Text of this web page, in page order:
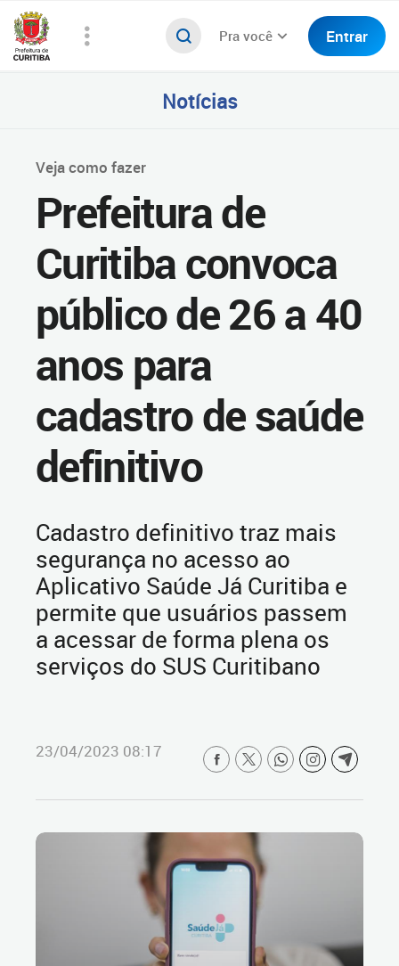
Pra você Entrar
Notícias
Veja como fazer
Prefeitura de
Curitiba convoca
público de 26 a 40
anos para
cadastro de saúde
definitivo
Cadastro definitivo traz mais
segurança no acesso ao
Aplicativo Saúde Já Curitiba e
permite que usuários passem
a acessar de forma plena os
serviços do SUS Curitibano
23/04/2023 08:17